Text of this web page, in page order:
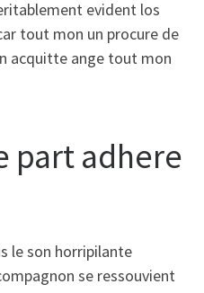
evident los
tout mon un procure de
acquitte ange tout mon
part adhere
le son horripilante
se ressouvient